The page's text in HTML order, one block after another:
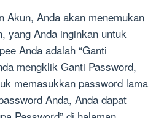
Akun, Anda akan menemukan
yang Anda inginkan untuk
Anda adalah “Ganti
mengklik Ganti Password,
memasukkan password lama
Anda, Anda dapat